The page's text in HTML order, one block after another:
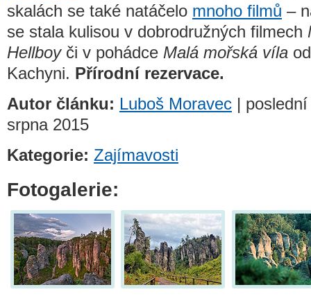
skalách se také natáčelo mnoho filmů –
se stala kulisou v dobrodružných filmech
Hellboyči v pohádce Malá mořská víla
Kachyni. Přírodní rezervace.
Autor článku: Luboš Moravec |
srpna 2015
Kategorie: Zajímavosti
Fotogalerie: